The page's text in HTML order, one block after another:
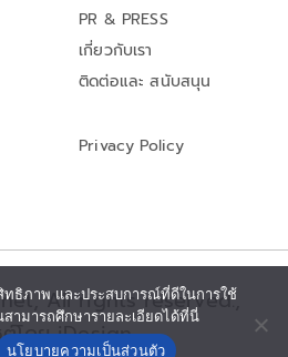
PR & PRESS
เกี่ยวกับเรา
ติดต่อและ สนับสนุน
Privacy Policy
All rights reserved.,
ต์โดย iDesign
ทธิภาพ และประสบการณ์ที่ดีในการใช้
ามารถศึกษารายละเอียดได้ที่นี่
นโยบายความเป็นส่วนตัว